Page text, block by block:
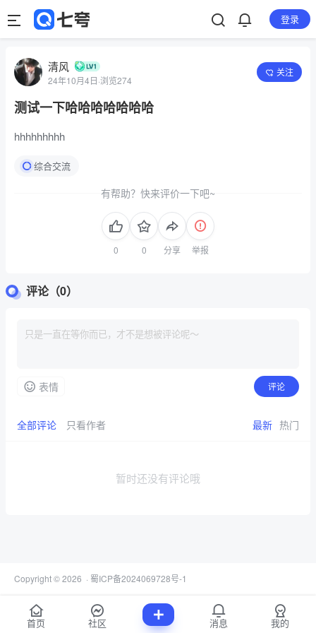
登录
测试一下哈哈哈哈哈哈哈
清风
24年10月4日·浏览274
关注
hhhhhhhhh
综合交流
有帮助？快来评价一下吧~
分享 举报
评论（0）
表情 评论
全部评论 只看作者 最新 热门
暂时还没有评论哦
Copyright © 2026 · 蜀ICP备2024069728号-1
首页 社区 消息 我的